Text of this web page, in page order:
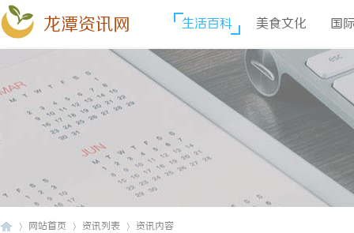
龙潭资讯网 生活百科 美食文化 国
网站首页 资讯列表 资讯内容